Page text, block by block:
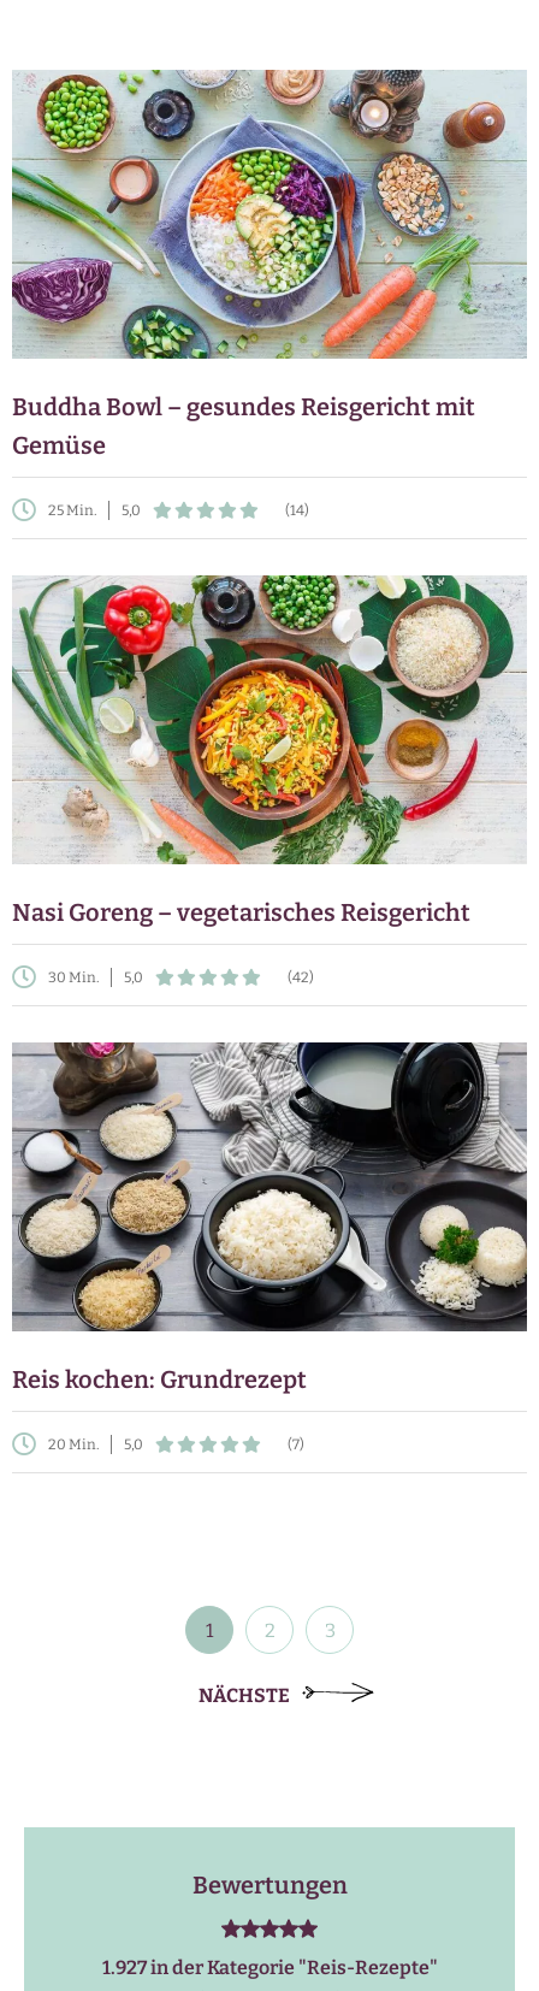
Buddha Bowl – gesundes Reisgericht mit
Gemüse
25 Min. 5,0 (14)
Nasi Goreng – vegetarisches Reisgericht
30 Min. 5,0 (42)
Reis kochen: Grundrezept
20 Min. 5,0 (7)
Beitragsnavigation
1 2 3
NÄCHSTE
Bewertungen
1.927 in der Kategorie "Reis-Rezepte"